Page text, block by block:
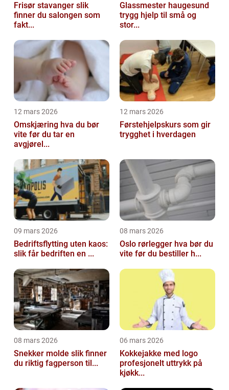
Frisør stavanger slik
finner du salongen som
fakt...
Glassmester haugesund
trygg hjelp til små og
stor...
12 mars 2026
Omskjæring hva du bør
vite før du tar en
avgjørel...
12 mars 2026
Førstehjelpskurs som gir
trygghet i hverdagen
09 mars 2026
Bedriftsflytting uten kaos:
slik får bedriften en ...
08 mars 2026
Oslo rørlegger hva bør du
vite før du bestiller h...
08 mars 2026
Snekker molde slik finner
du riktig fagperson til...
06 mars 2026
Kokkejakke med logo
profesjonelt uttrykk på
kjøkk...